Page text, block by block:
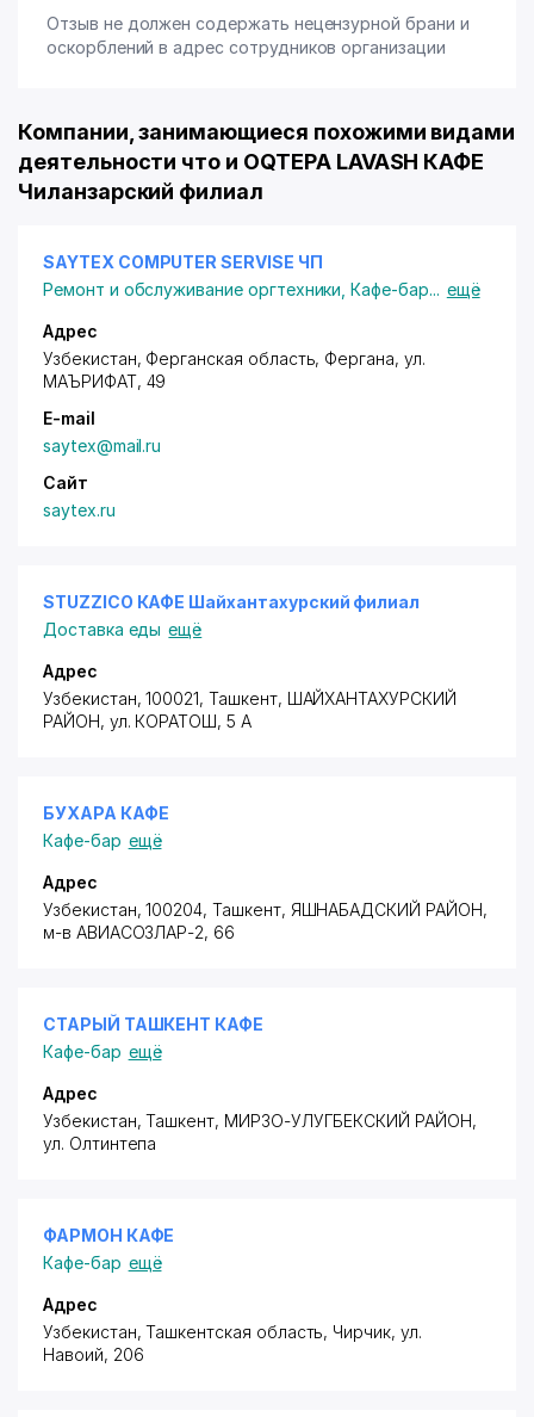
Отзыв не должен содержать нецензурной брани и
оскорблений в адрес сотрудников организации
Компании, занимающиеся похожими видами
деятельности что и OQTEPA LAVASH КАФЕ
Чиланзарский филиал
SAYTEX COMPUTER SERVISE ЧП
Ремонт и обслуживание оргтехники ,Кафе-бар... ещё
Адрес
Узбекистан, Ферганская область, Фергана, ул.
МАЪРИФАТ, 49
E-mail
saytex@mail.ru
Сайт
saytex.ru
STUZZICO КАФЕ Шайхантахурский филиал
Доставка еды ещё
Адрес
Узбекистан, 100021, Ташкент, ШАЙХАНТАХУРСКИЙ
РАЙОН, ул. КОРАТОШ, 5 А
БУХАРА КАФЕ
Кафе-бар ещё
Адрес
Узбекистан, 100204, Ташкент, ЯШНАБАДСКИЙ РАЙОН,
м-в АВИАСОЗЛАР-2, 66
СТАРЫЙ ТАШКЕНТ КАФЕ
Кафе-бар ещё
Адрес
Узбекистан, Ташкент, МИРЗО-УЛУГБЕКСКИЙ РАЙОН,
ул. Олтинтепа
ФАРМОН КАФЕ
Кафе-бар ещё
Адрес
Узбекистан, Ташкентская область, Чирчик, ул.
Навоий, 206